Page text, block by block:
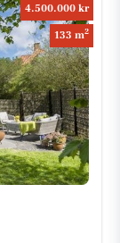
4.500.000 kr
133 m2